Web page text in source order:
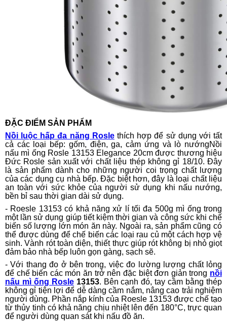
ĐẶC ĐIỂM SẢN PHẨM
Nồi luộc hấp đa năng Roslethích hợp để sử dụng với tất
cả các loại bếp: gốm, điện, ga, cảm ứng và lò nướngNồi
nấu mì ống Rosle 13153 Elegance 20cm được thương hiệu
Đức Rosle sản xuất với chất liệu thép không gỉ 18/10. Đây
là sản phẩm dành cho những người coi trọng chất lượng
của các dụng cụ nhà bếp. Đặc biệt hơn, đây là loại chất liệu
an toàn với sức khỏe của người sử dụng khi nấu nướng,
bền bỉ sau thời gian dài sử dụng.
- Roesle 13153 có khả năng xử lí tối đa 500g mì ống trong
một lần sử dụng giúp tiết kiệm thời gian và công sức khi chế
biến số lượng lớn món ăn này. Ngoài ra, sản phẩm cũng có
thể được dùng để chế biến các loại rau củ một cách hợp vệ
sinh. Vành rót toàn diện, thiết thực giúp rót không bị nhỏ giọt
đảm bảo nhà bếp luôn gọn gàng, sạch sẽ.
- Với thang đo ở bên trong, việc đo lường lượng chất lỏng
để chế biến các món ăn trở nên đặc biệt đơn giản trong nồi
nấu mì ống Rosle13153. Bên cạnh đó, tay cầm bằng thép
không gỉ tiện lợi để dễ dàng cầm nắm, nâng cao trải nghiệm
người dùng. Phần nắp kính của Roesle 13153 được chế tạo
từ thủy tinh có khả năng chịu nhiệt lên đến 180°C, trực quan
để người dùng quan sát khi nấu đồ ăn.